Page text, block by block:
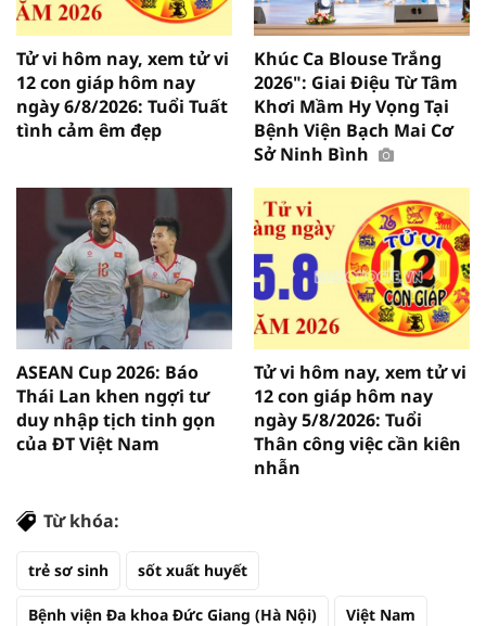
Tử vi hôm nay, xem tử vi
12 con giáp hôm nay
ngày 6/8/2026: Tuổi Tuất
tình cảm êm đẹp
Khúc Ca Blouse Trắng
2026": Giai Điệu Từ Tâm
Khơi Mầm Hy Vọng Tại
Bệnh Viện Bạch Mai Cơ
Sở Ninh Bình
ASEAN Cup 2026: Báo
Thái Lan khen ngợi tư
duy nhập tịch tinh gọn
của ĐT Việt Nam
Tử vi hôm nay, xem tử vi
12 con giáp hôm nay
ngày 5/8/2026: Tuổi
Thân công việc cần kiên
nhẫn
Từ khóa:
trẻ sơ sinh sốt xuất huyết
Bệnh viện Đa khoa Đức Giang (Hà Nội) Việt Nam